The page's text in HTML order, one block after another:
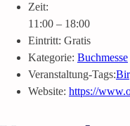
Zeit:
11:00 – 18:00
Eintritt: Gratis
Kategorie: Buchmesse
Veranstaltung-Tags:
Website: https://